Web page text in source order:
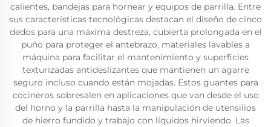
calientes, bandejas para hornear y equipos de parrilla. Entre
sus características tecnológicas destacan el diseño de cinco
dedos para una máxima destreza, cubierta prolongada en el
puño para proteger el antebrazo, materiales lavables a
máquina para facilitar el mantenimiento y superficies
texturizadas antideslizantes que mantienen un agarre
seguro incluso cuando están mojadas. Estos guantes para
cocineros sobresalen en aplicaciones que van desde el uso
del horno y la parrilla hasta la manipulación de utensilios
de hierro fundido y trabajo con líquidos hirviendo. Las